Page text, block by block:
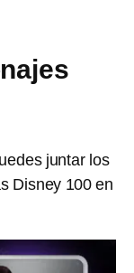
juntar los
Disney 100 en